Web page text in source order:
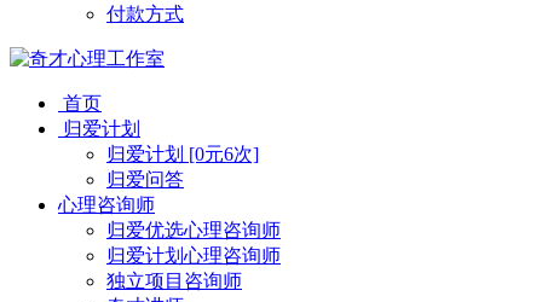
付款方式
首页
归爱计划
归爱计划 [0元6次]
归爱问答
心理咨询师
归爱优选心理咨询师
归爱计划心理咨询师
独立项目咨询师